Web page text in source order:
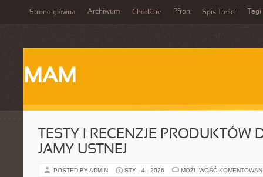
Strona główna Archiwum Chodźcie Pfron Spis Treści Tagi
MAM
TESTY I RECENZJE PRODUKTÓW
JAMY USTNEJ
POSTED BY ADMIN STY - 4 - 2026 MOŻLIWOŚĆ